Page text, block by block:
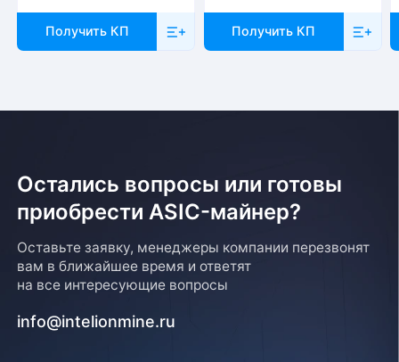
Получить КП Получить КП
Остались вопросы или готовы
приобрести ASIC-майнер?
Оставьте заявку, менеджеры компании перезвонят
вам в ближайшее время и ответят
на все интересующие вопросы
info@intelionmine.ru